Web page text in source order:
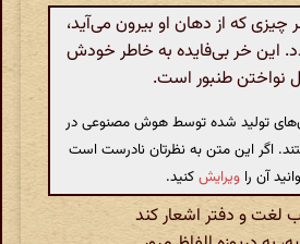
که از دهان او بیرون می‌آید،
این خر بی‌فایده به خاطر خودش
نواختن طنبور است.
تولید شده توسط هوش مصنوعی در
اگر این متن به نظرتان نادرست است
آن را ویرایشکنید.
لغت و دفتر اشعار کند